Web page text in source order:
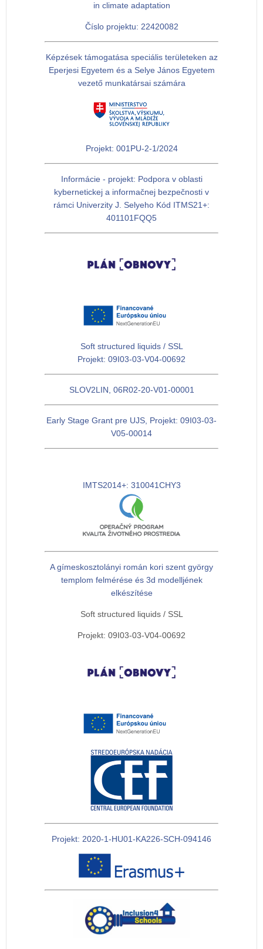
in climate adaptation
Číslo projektu: 22420082
Képzések támogatása speciális területeken az
Eperjesi Egyetem és a Selye János Egyetem
vezető munkatársai számára
Projekt: 001PU-2-1/2024
Informácie - projekt: Podpora v oblasti
kybernetickej a informačnej bezpečnosti v
rámci Univerzity J. Selyeho Kód ITMS21+:
401101FQQ5
Soft structured liquids / SSL
Projekt: 09I03-03-V04-00692
SLOV2LIN, 06R02-20-V01-00001
Early Stage Grant pre UJS, Projekt: 09I03-03-
V05-00014
IMTS2014+: 310041CHY3
A gímeskosztolányi román kori szent györgy
templom felmérése és 3d modelljének
elkészítése
Soft structured liquids / SSL
Projekt: 09I03-03-V04-00692
Projekt: 2020-1-HU01-KA226-SCH-094146